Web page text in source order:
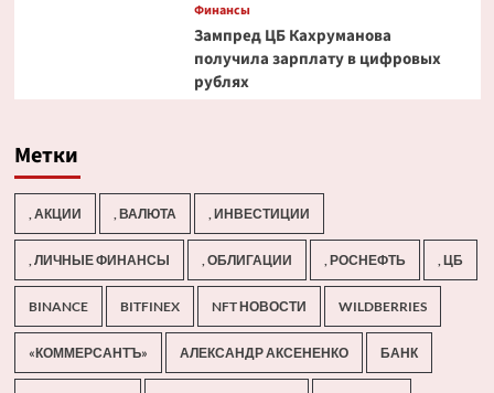
Финансы
Зампред ЦБ Кахруманова
получила зарплату в цифровых
рублях
Метки
, АКЦИИ , ВАЛЮТА , ИНВЕСТИЦИИ
, ЛИЧНЫЕ ФИНАНСЫ , ОБЛИГАЦИИ , РОСНЕФТЬ , ЦБ
BINANCE BITFINEX NFT НОВОСТИ WILDBERRIES
«КОММЕРСАНТЪ» АЛЕКСАНДР АКСЕНЕНКО БАНК